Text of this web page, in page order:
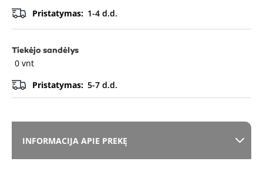
Pristatymas: 1-4 d.d.
Tiekėjo sandėlys
0 vnt
Pristatymas: 5-7 d.d.
INFORMACIJA APIE PREKĘ